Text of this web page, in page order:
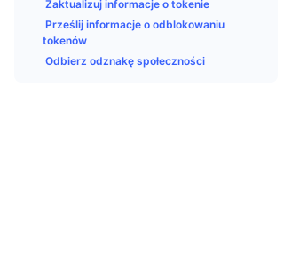
Zaktualizuj informacje o tokenie
Prześlij informacje o odblokowaniu
tokenów
Odbierz odznakę społeczności